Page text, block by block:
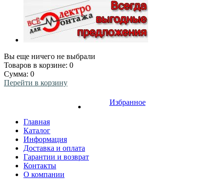
Вы еще ничего не выбрали
Товаров в корзине: 0
Сумма: 0
Перейти в корзину
Избранное
Главная
Каталог
Информация
Доставка и оплата
Гарантии и возврат
Контакты
О компании